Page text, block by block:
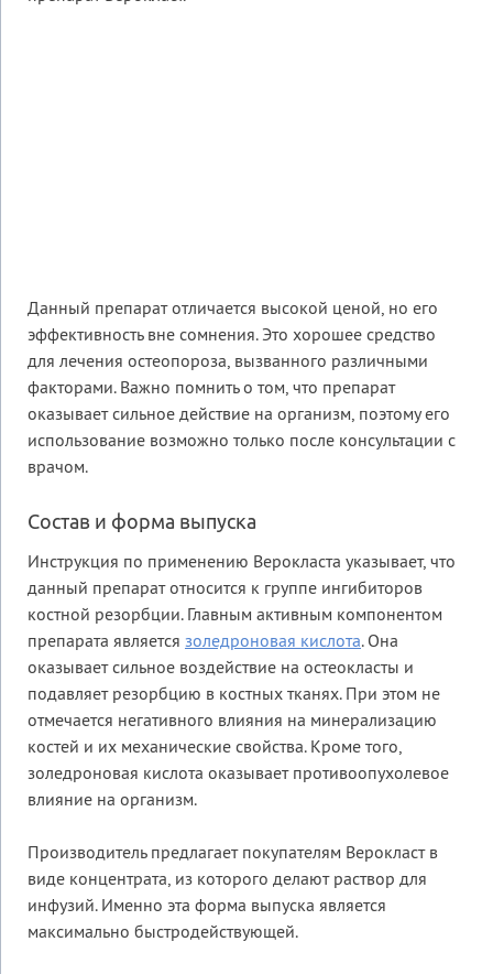
Данный препарат отличается высокой ценой, но его
эффективность вне сомнения. Это хорошее средство
для лечения остеопороза, вызванного различными
факторами. Важно помнить о том, что препарат
оказывает сильное действие на организм, поэтому его
использование возможно только после консультации с
врачом.
Состав и форма выпуска
Инструкция по применению Верокласта указывает, что
данный препарат относится к группе ингибиторов
костной резорбции. Главным активным компонентом
препарата является золедроновая кислота. Она
оказывает сильное воздействие на остеокласты и
подавляет резорбцию в костных тканях. При этом не
отмечается негативного влияния на минерализацию
костей и их механические свойства. Кроме того,
золедроновая кислота оказывает противоопухолевое
влияние на организм.
Производитель предлагает покупателям Верокласт в
виде концентрата, из которого делают раствор для
инфузий. Именно эта форма выпуска является
максимально быстродействующей.